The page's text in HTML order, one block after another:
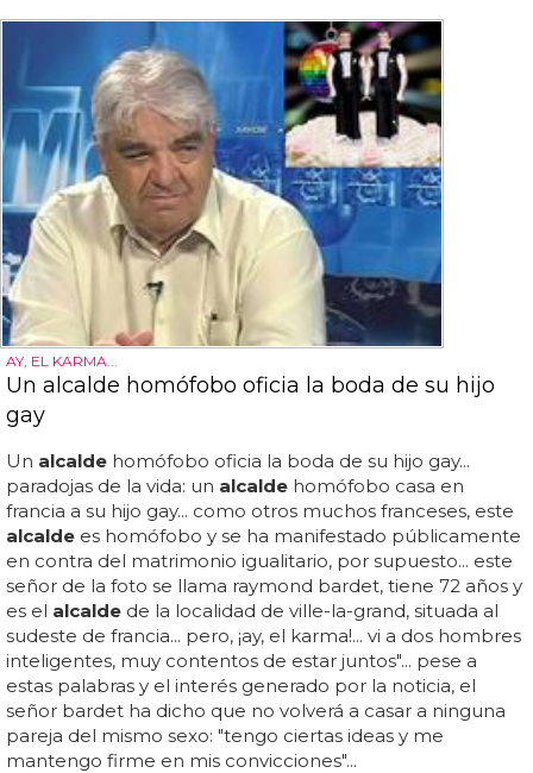
AY, EL KARMA...
Un alcalde homófobo oficia la boda de su hijo
gay
Un alcalde homófobo oficia la boda de su hijo gay...
paradojas de la vida: un alcalde homófobo casa en
francia a su hijo gay... como otros muchos franceses, este
alcalde es homófobo y se ha manifestado públicamente
en contra del matrimonio igualitario, por supuesto... este
señor de la foto se llama raymond bardet, tiene 72 años y
es el alcalde de la localidad de ville-la-grand, situada al
sudeste de francia... pero, ¡ay, el karma!... vi a dos hombres
inteligentes, muy contentos de estar juntos"... pese a
estas palabras y el interés generado por la noticia, el
señor bardet ha dicho que no volverá a casar a ninguna
pareja del mismo sexo: "tengo ciertas ideas y me
mantengo firme en mis convicciones"...